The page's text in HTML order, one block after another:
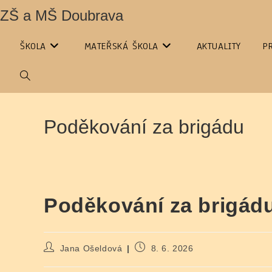
Přejít
k
ZŠ a MŠ Doubrava
ŠKOLA MATEŘSKÁ ŠKOLA AKTUALITY
PŘEPNOUT
Poděkování za brigádu
Poděkování za
AutorJana Ošeldová
Příspěvek
publikován
8. 6. 2026